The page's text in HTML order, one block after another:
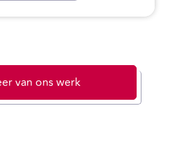
van ons werk